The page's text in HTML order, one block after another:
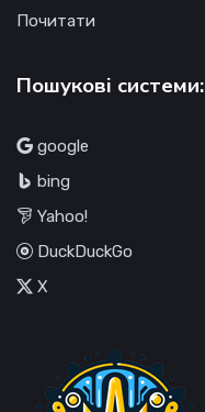
Почитати
Пошукові системи:
google
bing
Yahoo!
DuckDuckGo
X